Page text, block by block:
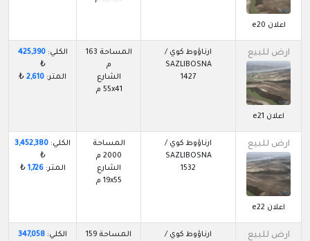
اعلان e20
ارض للبيع
اعلان e21
ارناؤوط كوي /
SAZLIBOSNA
1427
المساحة 163
م
الشارع
55x41 م
الكلي:425,390
₺
المتر: 2,610
₺
ارض للبيع
اعلان e22
ارناؤوط كوي /
SAZLIBOSNA
1532
المساحة
2000 م
الشارع
19x55 م
الكلي: 3,452,380
₺
المتر:1,726
₺
ارض للبيع
ارناؤوط كوي /
المساحة 159
الكلي: 347,058